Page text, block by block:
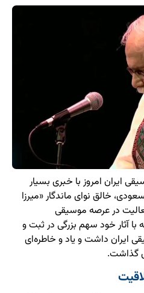
ایران امروز با خبری بسیار
خالق نوای ماندگار «میرزا
در عرصه موسیقی
آثار خود سهم بزرگی در ثبت و
ایران داشت و یاد و خاطره‌ای
گذاشت.